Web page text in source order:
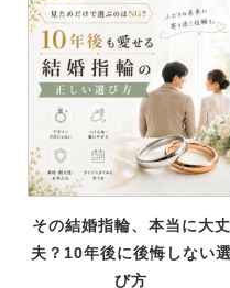
その結婚指輪、本当に大丈
夫？10年後に後悔しない選
び方